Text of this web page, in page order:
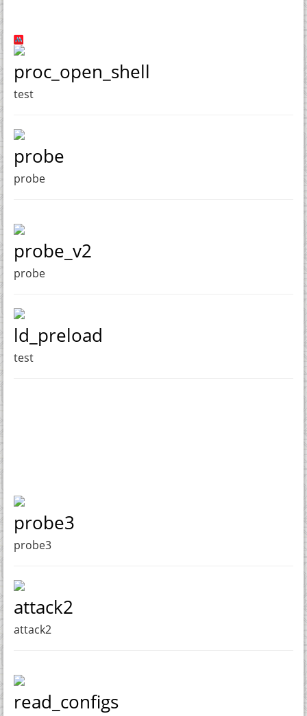
proc_open_shell
test
probe
probe
probe_v2
probe
ld_preload
test
probe3
probe3
attack2
attack2
read_configs